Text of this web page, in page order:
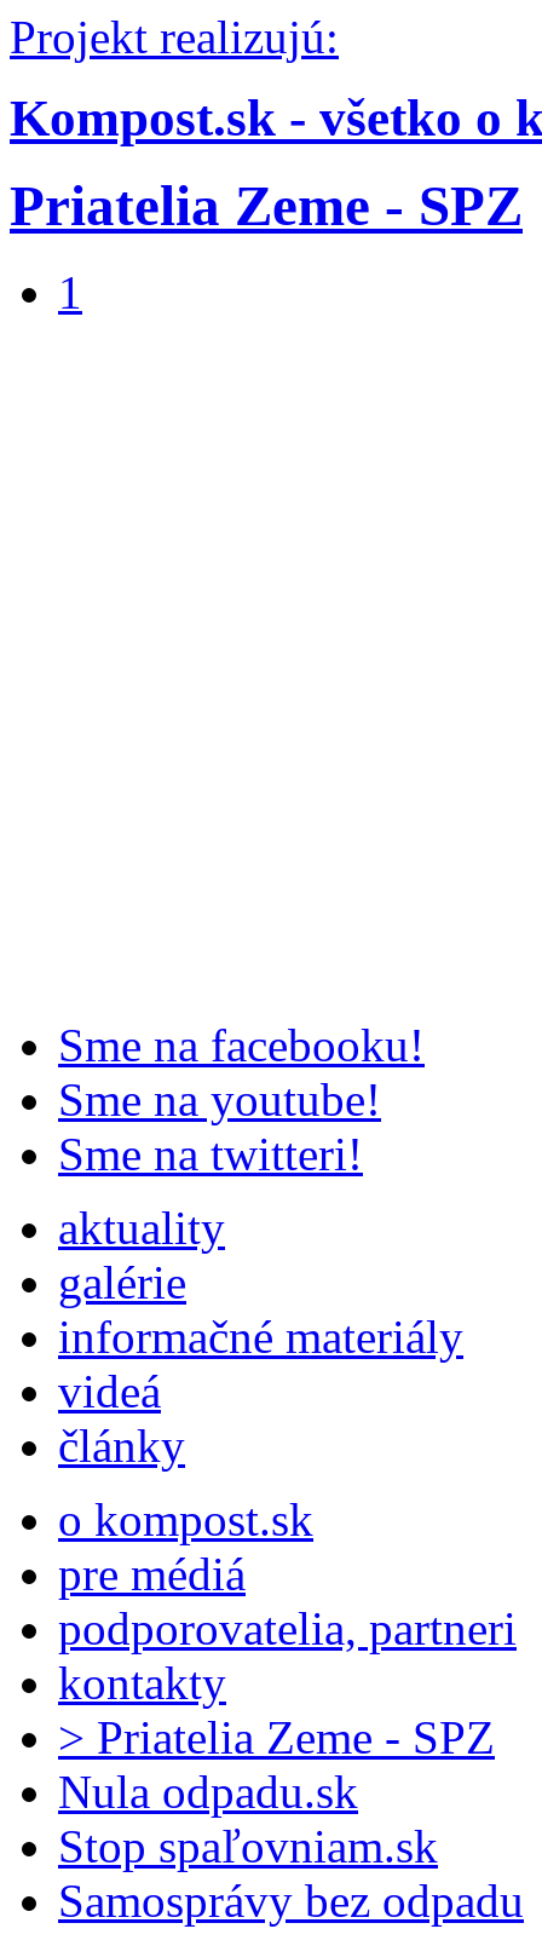
Projekt realizujú:
Kompost.sk - všetko o
Priatelia Zeme - SPZ
1
Sme na facebooku!
Sme na youtube!
Sme na twitteri!
aktuality
galérie
informačné materiály
videá
články
o kompost.sk
pre médiá
podporovatelia, partneri
kontakty
> Priatelia Zeme - SPZ
Nula odpadu.sk
Stop spaľovniam.sk
Samosprávy bez odpadu